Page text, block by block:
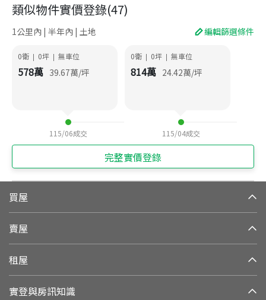
類似物件實價登錄(47)
1公里內 | 半年內 | 土地 編輯篩選條件
0衛 | 0坪 | 無車位
578萬 39.67萬/坪
115/06成交
0衛 | 0坪 | 無車位
814萬 24.42萬/坪
115/04成交
完整實價登錄
買屋
賣屋
租屋
實登與房訊知識